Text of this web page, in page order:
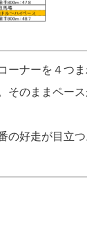
ナーを４つま
そのままペー
の好走が目立つ